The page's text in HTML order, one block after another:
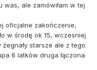
ale zamówiłam w tej
oficjalne zakończenie,
w środę ok 15, wczesniej
starsze ale z tego
6 latków druga łączona